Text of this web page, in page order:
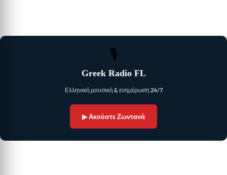
🎙
Greek Radio FL
Ελληνική μουσική & ενημέρωση 24/7
▶ Ακούστε Ζωντανά